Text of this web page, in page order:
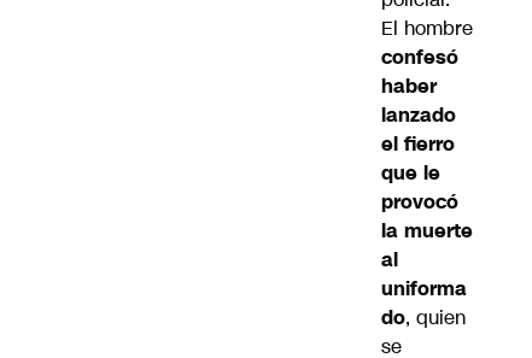
El hombre
confesó
haber
lanzado
el fierro
que le
provocó
la muerte
al
uniforma
do, quien
se